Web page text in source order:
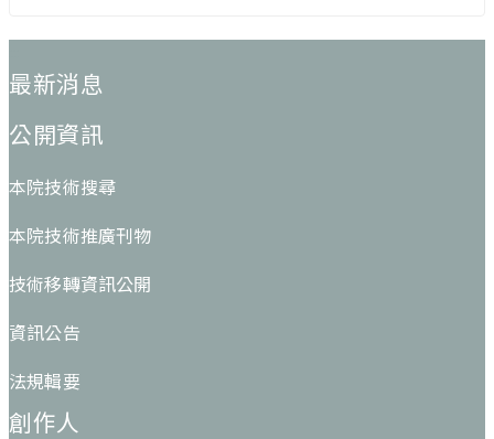
最新消息
公開資訊
本院技術搜尋
本院技術推廣刊物
技術移轉資訊公開
資訊公告
法規輯要
創作人